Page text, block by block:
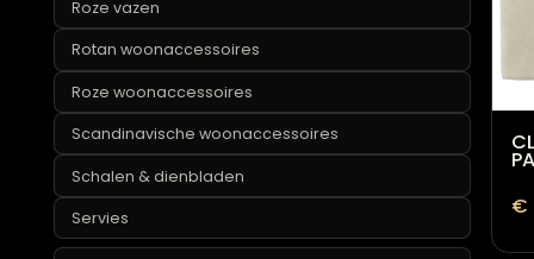
Glazen vazen
Gouden vazen
Groene vazen
Grote vazen
Hoge vazen
Ronde vazen